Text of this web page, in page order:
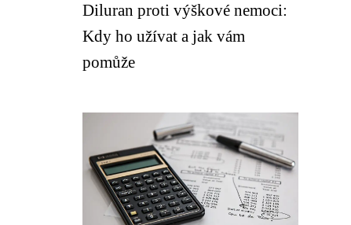
Diluran proti výškové nemoci:
Kdy ho užívat a jak vám
pomůže